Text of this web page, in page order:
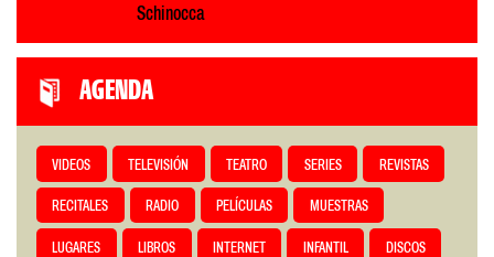
Schinocca
AGENDA
VIDEOS TELEVISIÓN TEATRO SERIES REVISTAS
RECITALES RADIO PELÍCULAS MUESTRAS
LUGARES LIBROS INTERNET INFANTIL DISCOS